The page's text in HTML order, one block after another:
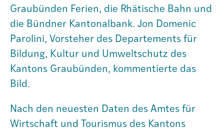
Graubünden Ferien, die Rhätische Bahn und
die Bündner Kantonalbank. Jon Domenic
Parolini, Vorsteher des Departements für
Bildung, Kultur und Umweltschutz des
Kantons Graubünden, kommentierte das
Bild.
Nach den neuesten Daten des Amtes für
Wirtschaft und Tourismus des Kantons